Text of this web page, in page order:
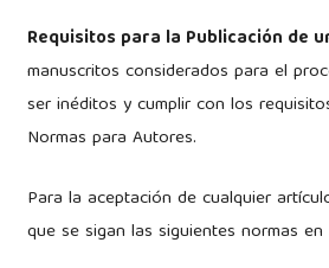
Requisitos para la Publicación de
manuscritos considerados para el
ser inéditos y cumplir con los
Normas para Autores.
Para la aceptación de cualquier
que se sigan las siguientes normas